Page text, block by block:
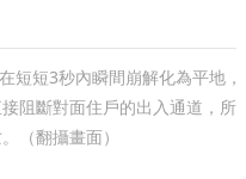
短短3秒內瞬間崩解化為平地
阻斷對面住戶的出入通道，所
（翻攝畫面）